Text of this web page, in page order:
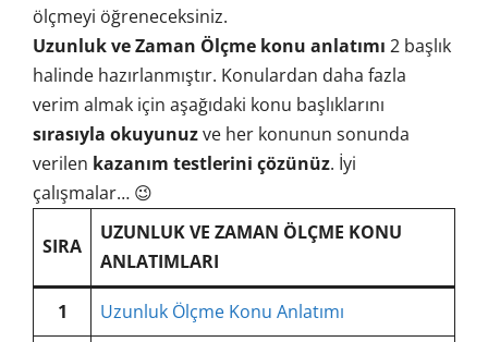
ölçmeyi öğreneceksiniz.
Uzunluk ve Zaman Ölçme konu anlatımı 2 başlık
halinde hazırlanmıştır. Konulardan daha fazla
verim almak için aşağıdaki konu başlıklarını
sırasıyla okuyunuzve her konunun sonunda
verilen kazanım testlerini çözünüz. İyi
çalışmalar… 😉
SIRA
UZUNLUK VE ZAMAN ÖLÇME KONU
ANLATIMLARI
1 Uzunluk Ölçme Konu Anlatımı